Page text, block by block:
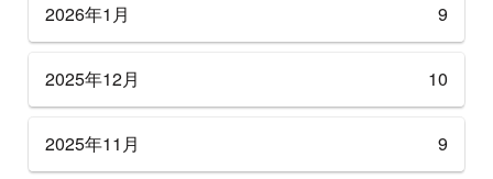
2026年1月 9
2025年12月 10
2025年11月 9